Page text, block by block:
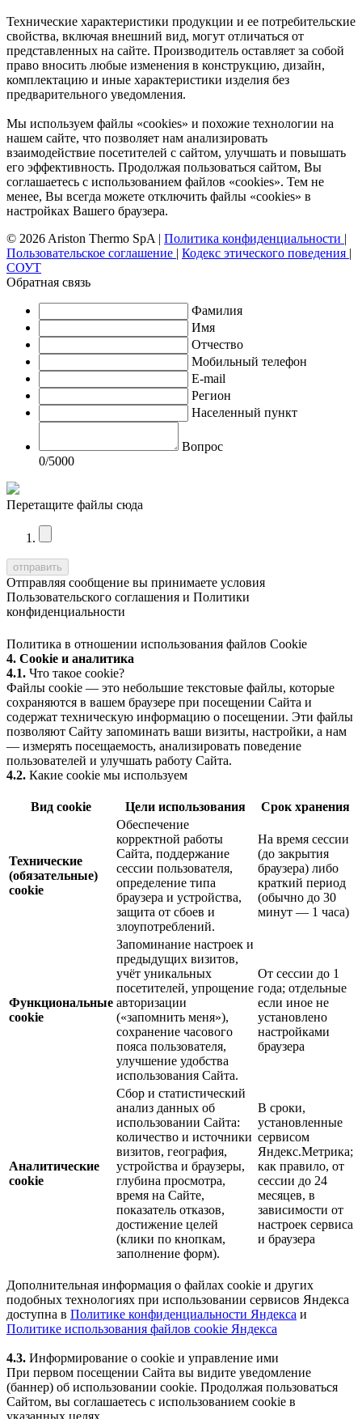
Технические характеристики продукции и ее потребительские
свойства, включая внешний вид, могут отличаться от
представленных на сайте. Производитель оставляет за собой
право вносить любые изменения в конструкцию, дизайн,
комплектацию и иные характеристики изделия без
предварительного уведомления.
Мы используем файлы «cookies» и похожие технологии на
нашем сайте, что позволяет нам анализировать
взаимодействие посетителей с сайтом, улучшать и повышать
его эффективность. Продолжая пользоваться сайтом, Вы
соглашаетесь с использованием файлов «cookies». Тем не
менее, Вы всегда можете отключить файлы «cookies» в
настройках Вашего браузера.
© 2026 Ariston Thermo SpA | Политика конфиденциальности |
Пользовательское соглашение | Кодекс этического поведения |
СОУТ
Обратная связь
Фамилия
Имя
Отчество
Мобильный телефон
E-mail
Регион
Населенный пункт
Вопрос
0/5000
Перетащите файлы сюда
Отправляя сообщение вы принимаете условия
Пользовательского соглашения и Политики
конфиденциальности
Политика в отношении использования файлов Cookie
4. Cookie и аналитика
4.1. Что такое cookie?
Файлы cookie — это небольшие текстовые файлы, которые
сохраняются в вашем браузере при посещении Сайта и
содержат техническую информацию о посещении. Эти файлы
позволяют Сайту запоминать ваши визиты, настройки, а нам
— измерять посещаемость, анализировать поведение
пользователей и улучшать работу Сайта.
4.2. Какие cookie мы используем
Вид cookie Цели использования Срок хранения
Технические
(обязательные)
cookie
Обеспечение
корректной работы
Сайта, поддержание
сессии пользователя,
определение типа
браузера и устройства,
защита от сбоев и
злоупотреблений.
На время сессии
(до закрытия
браузера) либо
краткий период
(обычно до 30
минут — 1 часа)
Функциональные
cookie
Запоминание настроек и
предыдущих визитов,
учёт уникальных
посетителей, упрощение
авторизации
(«запомнить меня»),
сохранение часового
пояса пользователя,
улучшение удобства
использования Сайта.
От сессии до 1
года; отдельные
если иное не
установлено
настройками
браузера
Аналитические
cookie
Сбор и статистический
анализ данных об
использовании Сайта:
количество и источники
визитов, география,
устройства и браузеры,
глубина просмотра,
время на Сайте,
показатель отказов,
достижение целей
(клики по кнопкам,
заполнение форм).
В сроки,
установленные
сервисом
Яндекс.Метрика;
как правило, от
сессии до 24
месяцев, в
зависимости от
настроек сервиса
и браузера
Дополнительная информация о файлах cookie и других
подобных технологиях при использовании сервисов Яндекса
доступна в Политике конфиденциальности Яндекса и
Политике использования файлов cookie Яндекса
4.3. Информирование о cookie и управление ими
При первом посещении Сайта вы видите уведомление
(баннер) об использовании cookie. Продолжая пользоваться
Сайтом, вы соглашаетесь с использованием cookie в
указанных целях.